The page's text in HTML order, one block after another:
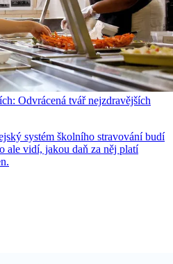
Odvrácená tvář nejzdravějších
systém školního stravování budí
ale vidí, jakou daň za něj platí